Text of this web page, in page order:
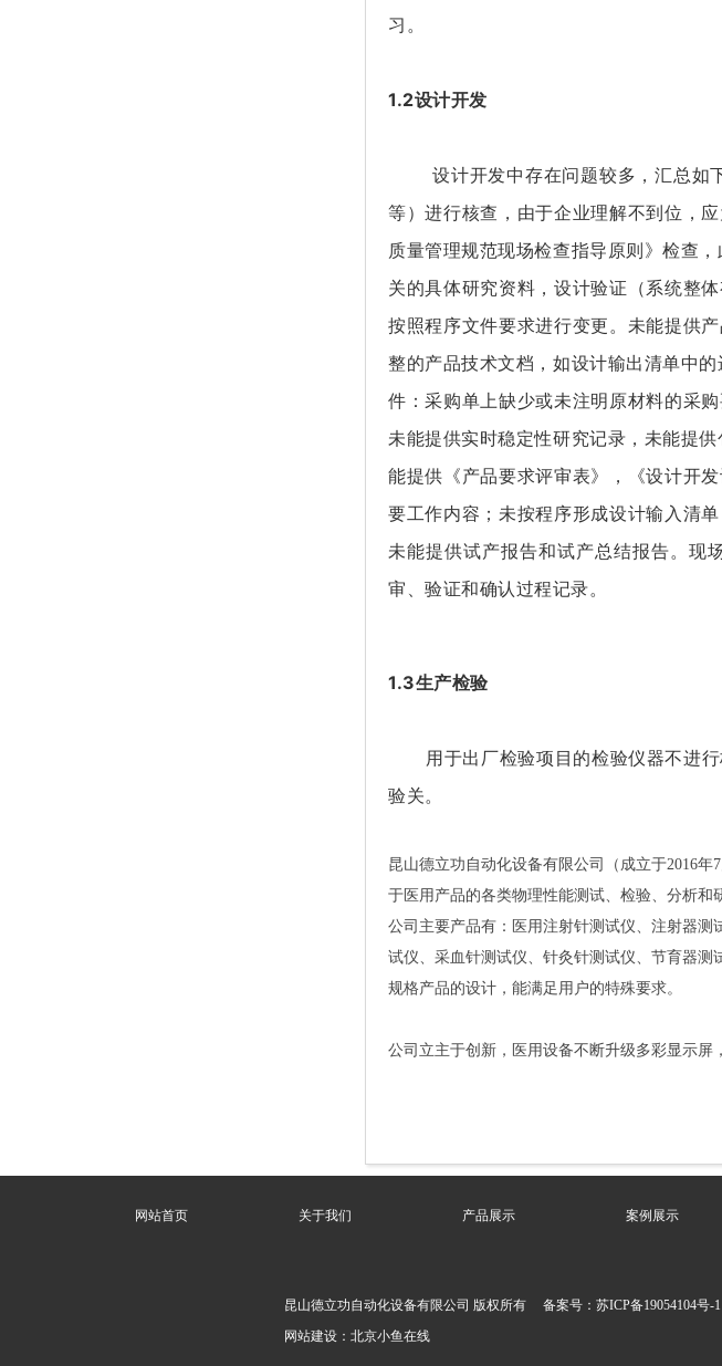
习。
1.2设计开发
设计开发中存在问题较多，汇总如
等）进行核查，由于企业理解不到位，
质量管理规范现场检查指导原则》检查
关的具体研究资料，设计验证（系统整
按照程序文件要求进行变更。 未能提供
整的产品技术文档，如设计输出清单中
件：采购单上缺少或未注明原材料的采
未能提供实时稳定性研究记录， 未能提供
能提供《产品要求评审表》，《设计开
要工作内容； 未按程序形成设计输入清单
未能提供试产报告和试产总结报告。 现
审、验证和确认过程记录。
1.3生产检验
用于出厂检验项目的检验仪器不进行
验关。
昆山德立功自动化设备有限公司（成立于2016
于医用产品的各类物理性能测试、检验、分析和
公司主要产品有：医用注射针测试仪、注射器
试仪、采血针测试仪、针灸针测试仪、节育器
规格产品的设计，能满足用户的特殊要求。
公司立主于创新，医用设备不断升级多彩显示屏
网站首页 关于我们 产品展示 案例展示
昆山德立功自动化设备有限公司 版权所有 备案号：苏ICP备19054104号-1
网站建设：北京小鱼在线